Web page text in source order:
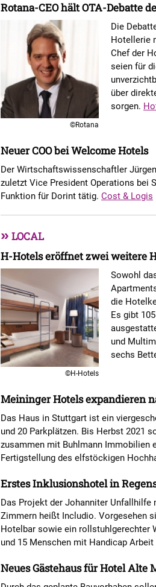
Rotana-CEO hält OTA-Debatte
©Rotana
Die
Hotellerie
Chef der
seien für
über
sorgen.
Neuer COO bei Welcome Hotels
Der Wirtschaftswissenschaftler
zuletzt Vice President Operations bei
Funktion für Dorint tätig. Cost & Logis
» LOCAL
H-Hotels eröffnet zwei weitere
©H-Hotels
Sowohl
die
Es gibt
und
sechs
Meininger Hotels expandieren
Das Haus in Stuttgart ist ein
und 20 Parkplätzen. Bis Herbst 2021
zusammen mit Buhlmann Immobilien
Fertigstellung des elfstöckigen
Erstes Inklusionshotel in
Das Projekt der Johanniter
Zimmern heißt Includio. Vorgesehen
Hotelbar sowie ein rollstuhlgerechter
und 15 Menschen mit Handicap
Neues Gästehaus für Hotel Alte